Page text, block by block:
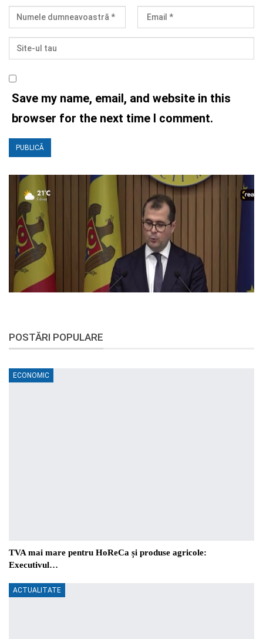
Save my name, email, and website in this
browser for the next time I comment.
POSTĂRI POPULARE
ECONOMIC
TVA mai mare pentru HoReCa și produse agricole:
Executivul…
ACTUALITATE